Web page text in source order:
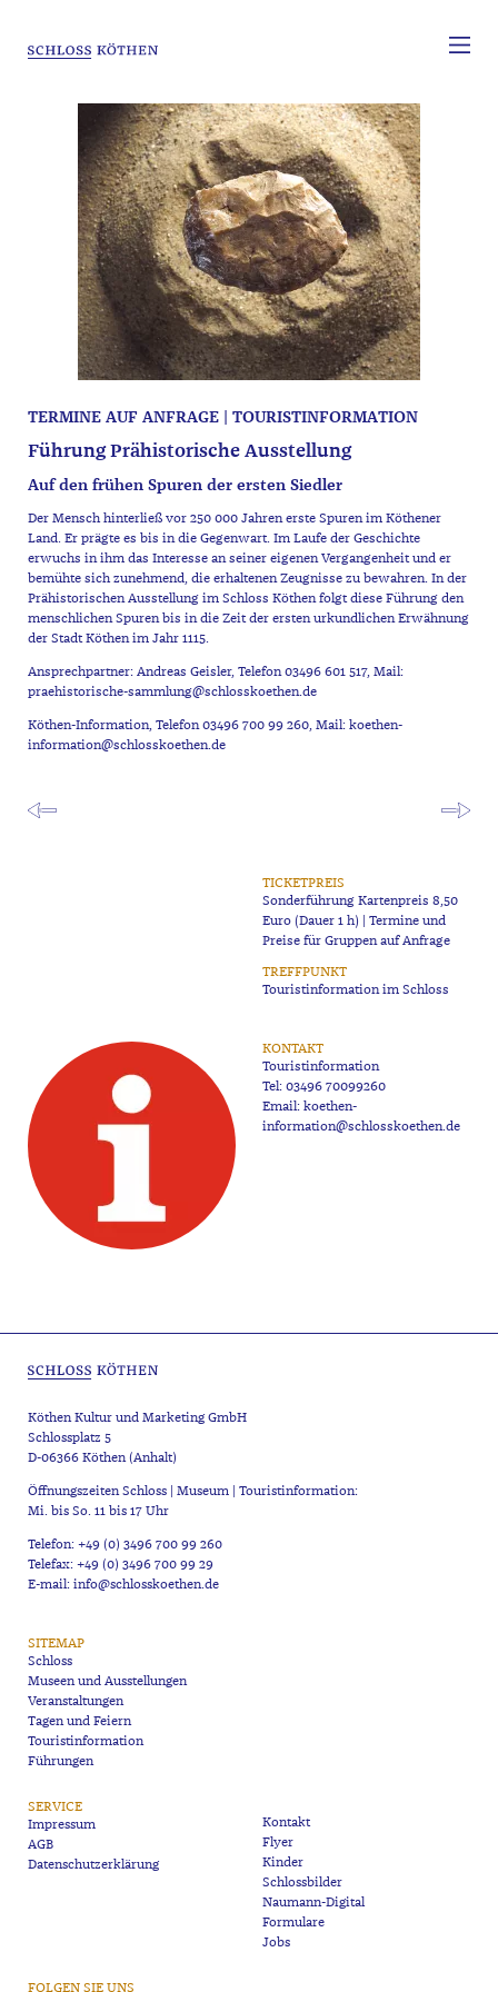
TERMINE AUF ANFRAGE | TOURISTINFORMATION
Führung Prähistorische Ausstellung
Auf den frühen Spuren der ersten Siedler
Der Mensch hinterließ vor 250 000 Jahren erste Spuren im Köthener
Land. Er prägte es bis in die Gegenwart. Im Laufe der Geschichte
erwuchs in ihm das Interesse an seiner eigenen Vergangenheit und er
bemühte sich zunehmend, die erhaltenen Zeugnisse zu bewahren. In der
Prähistorischen Ausstellung im Schloss Köthen folgt diese Führung den
menschlichen Spuren bis in die Zeit der ersten urkundlichen Erwähnung
der Stadt Köthen im Jahr 1115.
Ansprechpartner: Andreas Geisler, Telefon 03496 601 517, Mail:
praehistorische-sammlung@schlosskoethen.de
Köthen-Information, Telefon 03496 700 99 260, Mail: koethen-
information@schlosskoethen.de
TICKETPREIS
Sonderführung Kartenpreis 8,50
Euro (Dauer 1 h) | Termine und
Preise für Gruppen auf Anfrage
TREFFPUNKT
Touristinformation im Schloss
KONTAKT
Touristinformation
Tel:03496 70099260
Email:koethen-
information@schlosskoethen.de
Köthen Kultur und Marketing GmbH
Schlossplatz 5
D-06366 Köthen (Anhalt)
Öffnungszeiten Schloss | Museum | Touristinformation:
Mi. bis So. 11 bis 17 Uhr
Telefon: +49 (0) 3496 700 99 260
Telefax: +49 (0) 3496 700 99 29
E-mail: info@schlosskoethen.de
SITEMAP
Schloss
Museen und Ausstellungen
Veranstaltungen
Tagen und Feiern
Touristinformation
Führungen
SERVICE
Impressum
AGB
Datenschutzerklärung
Kontakt
Flyer
Kinder
Schlossbilder
Naumann-Digital
Formulare
Jobs
FOLGEN SIE UNS